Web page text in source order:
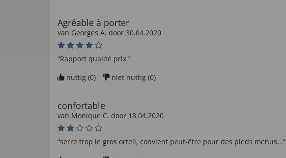
Agréable à porter
van Georges A. door 30.04.2020
“Rapport qualité prix ”
nuttig (0) niet nuttig (0)
confortable
van Monique C. door 18.04.2020
“serre trop le gros orteil, convient peut-être pour des pieds menus...”